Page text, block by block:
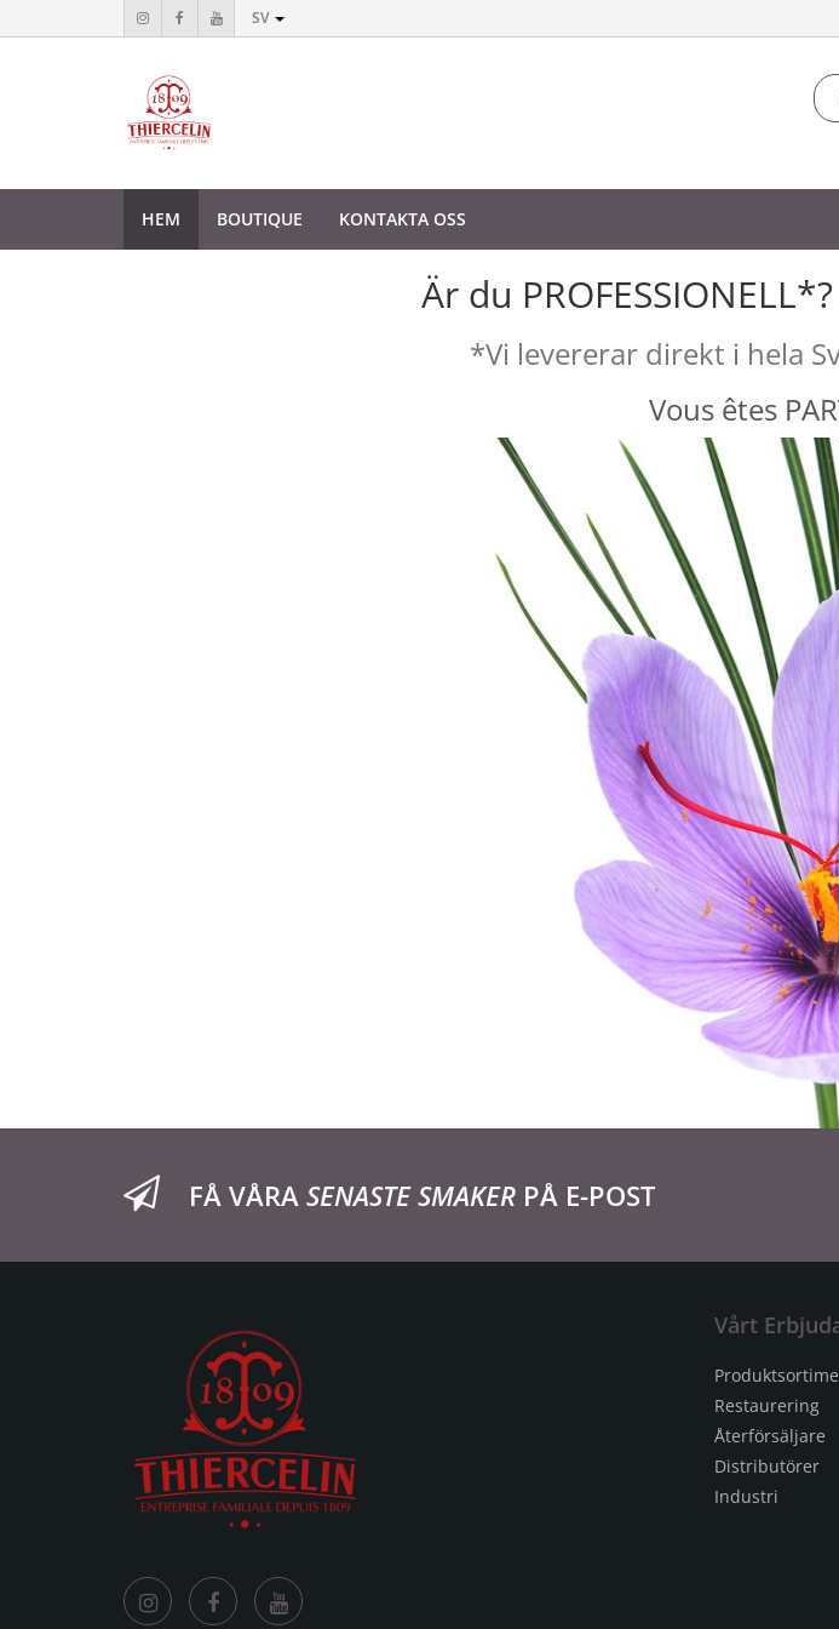
SV
HEM BOUTIQUE KONTAKTA OSS
Är du
*Vi levererar direkt i hela
Vous êtes
FÅ VÅRA SENASTE SMAKER PÅ E-POST
Vårt
Restaurering
Återförsäljare
Distributörer
Industri